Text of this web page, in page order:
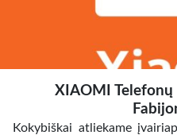
XIAOMI Telefonų
Kokybiškai atliekame